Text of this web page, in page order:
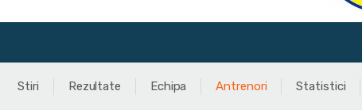
Stiri Rezultate Echipa Antrenori Statistici